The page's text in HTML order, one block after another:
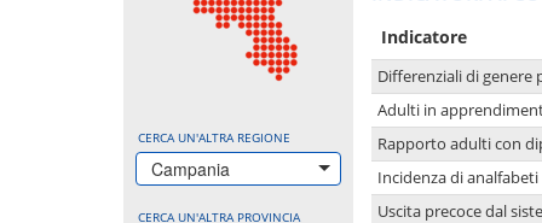
CERCA UN'ALTRA REGIONE
Campania
CERCA UN'ALTRA PROVINCIA
Indicatore
Differenziali di genere
Adulti in
Rapporto adulti con
Incidenza di analfabeti
Uscita precoce dal